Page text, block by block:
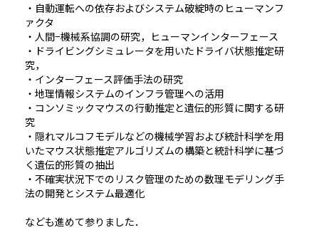
・自動運転への依存およびシステム破綻時のヒューマンフ
ァクタ
・人間−機械系協調の研究，ヒューマンインターフェース
・ドライビングシミュレータを用いたドライバ状態推定研
究，
・インターフェース評価手法の研究
・地理情報システムのインフラ管理への活用
・コンソミックマウスの行動推定と遺伝的形質に関する研
究
・隠れマルコフモデルなどの機械学習および統計科学を用
いたマウス状態推定アルゴリズムの構築と統計科学に基づ
く遺伝的形質の抽出
・不確実状況下でのリスク管理のための数理モデリング手
法の開発とシステム最適化
なども進めて参りました．